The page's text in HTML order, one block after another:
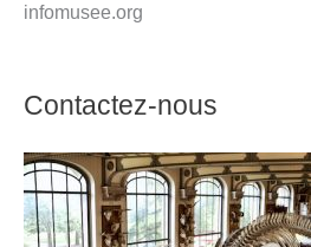
infomusee.org
Contactez-nous